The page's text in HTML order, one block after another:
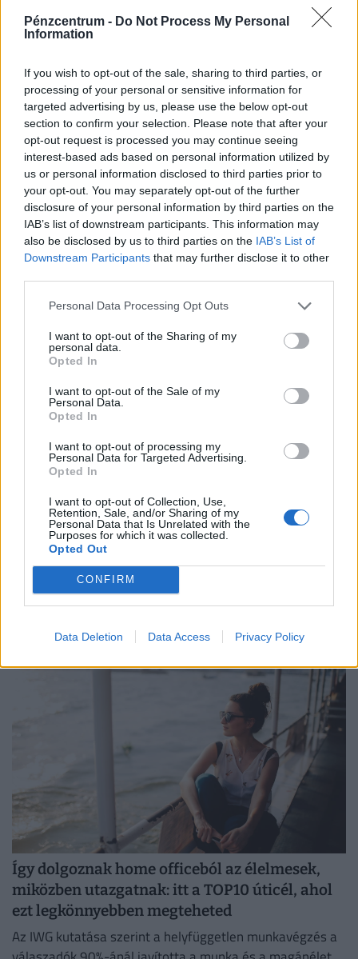
Pénzcentrum - Do Not Process My Personal
Information
If you wish to opt-out of the sale, sharing to third parties, or
processing of your personal or sensitive information for
targeted advertising by us, please use the below opt-out
section to confirm your selection. Please note that after your
opt-out request is processed you may continue seeing
interest-based ads based on personal information utilized by
us or personal information disclosed to third parties prior to
your opt-out. You may separately opt-out of the further
disclosure of your personal information by third parties on the
IAB’s list of downstream participants. This information may
also be disclosed by us to third parties on the IAB’s List of
Downstream Participants that may further disclose it to other
Personal Data Processing Opt Outs
I want to opt-out of the Sharing of my
personal data.
Opted In
I want to opt-out of the Sale of my
Personal Data.
Opted In
I want to opt-out of processing my
Personal Data for Targeted Advertising.
Opted In
I want to opt-out of Collection, Use,
Retention, Sale, and/or Sharing of my
Personal Data that Is Unrelated with the
Purposes for which it was collected.
Opted Out
CONFIRM
Data Deletion Data Access Privacy Policy
működőképességének megőrzése és az energiaválság
kezelése érdekében.
900 ezres a fizetés átlagosan ennél a hazai
vállalatnál: sok álláshoz még tapasztalat sem
Heti összefoglaló a Pénzcentrum legolvasottabb
cikkeiből: ezek a témák mozgatták meg leginkább az
olvasókat.
Kiderült, ekkora fizetéssel már jómódúnak
számítasz Magyarországon: tágul az olló
gazdag és szegény között
számok mögött továbbra is jelentős jövedelmi
Így dolgoznak home officeból az élelmesek,
miközben utazgatnak: itt a TOP10 úticél, ahol
ezt legkönnyebben megteheted
Az IWG kutatása szerint a helyfüggetlen munkavégzés a